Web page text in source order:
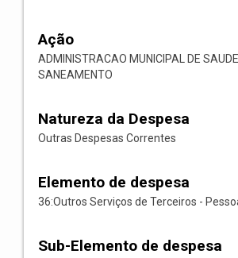
Ação
ADMINISTRACAO MUNICIPAL DE
SANEAMENTO
Natureza da Despesa
Outras Despesas Correntes
Elemento de despesa
36:Outros Serviços de Terceiros -
Sub-Elemento de despesa